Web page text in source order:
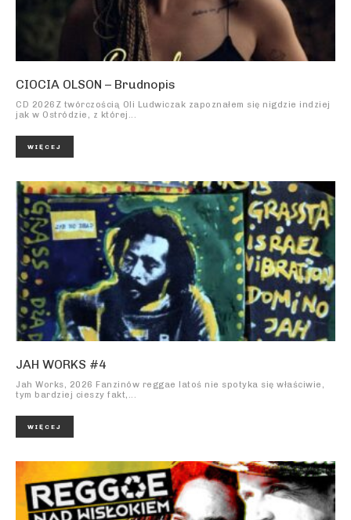
CIOCIA OLSON – Brudnopis
CD 2026Z twórczością Oli Ludwiczak zapoznałem się nigdzie indziej
jak w Ostródzie, z której...
WIĘCEJ
JAH WORKS #4
Jah Works, 2026 Fanzinów reggae latoś nie spotyka się właściwie,
tym bardziej cieszy fakt,...
WIĘCEJ